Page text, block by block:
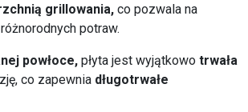
grillowania, co pozwala na
potraw.
powłoce, płyta jest wyjątkowo trwała
co zapewnia długotrwałe